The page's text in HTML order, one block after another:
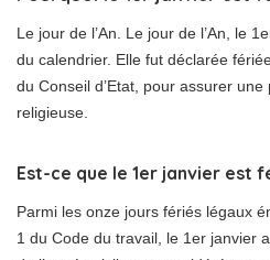
Le jour de l’An. Le jour de l’An, le
du calendrier. Elle fut déclarée
du Conseil d’Etat, pour assurer
religieuse.
Est-ce que le 1er janvier est
Parmi les onze jours fériés légaux
1 du Code du travail, le 1er janvier